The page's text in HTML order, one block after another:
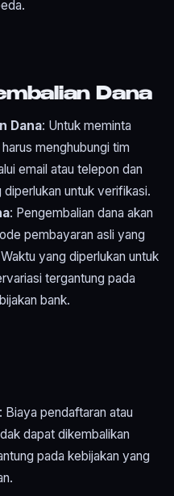
Dana
Dana: Untuk meminta
menghubungi tim
email atau telepon dan
untuk verifikasi.
: Pengembalian dana akan
pembayaran asli yang
yang diperlukan untuk
tergantung pada
bank.
: Biaya pendaftaran atau
dapat dikembalikan
pada kebijakan yang